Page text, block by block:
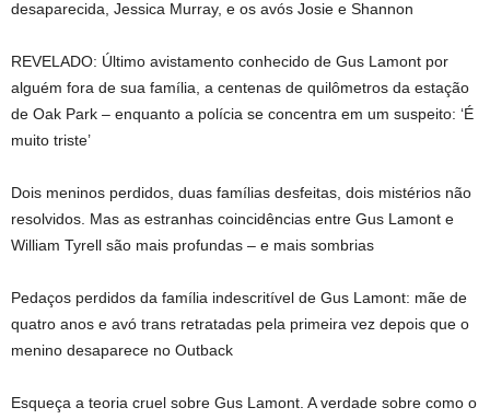
desaparecida, Jessica Murray, e os avós Josie e Shannon
REVELADO: Último avistamento conhecido de Gus Lamont por
alguém fora de sua família, a centenas de quilômetros da estação
de Oak Park – enquanto a polícia se concentra em um suspeito: ‘É
muito triste’
Dois meninos perdidos, duas famílias desfeitas, dois mistérios não
resolvidos. Mas as estranhas coincidências entre Gus Lamont e
William Tyrell são mais profundas – e mais sombrias
Pedaços perdidos da família indescritível de Gus Lamont: mãe de
quatro anos e avó trans retratadas pela primeira vez depois que o
menino desaparece no Outback
Esqueça a teoria cruel sobre Gus Lamont. A verdade sobre como o